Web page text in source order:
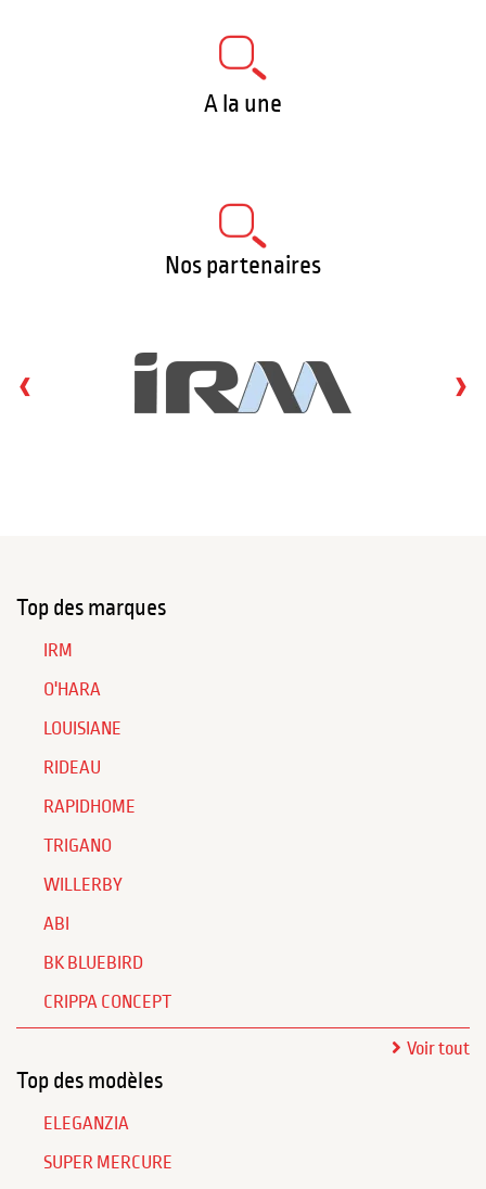
A la une
Nos partenaires
‹ ›
Top des marques
IRM
O'HARA
LOUISIANE
RIDEAU
RAPIDHOME
TRIGANO
WILLERBY
ABI
BK BLUEBIRD
CRIPPA CONCEPT
Voir tout
Top des modèles
ELEGANZIA
SUPER MERCURE